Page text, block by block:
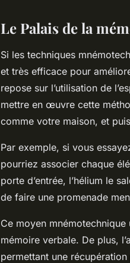
Le Palais de la
Si les techniques
et très efficace pour
repose sur l’utilisation de
mettre en œuvre cette
comme votre maison, et
Par exemple, si vous
pourriez associer chaque
porte d’entrée, l’hélium le
de faire une promenade
Ce moyen mnémotechnique
mémoire verbale. De plus,
permettant une